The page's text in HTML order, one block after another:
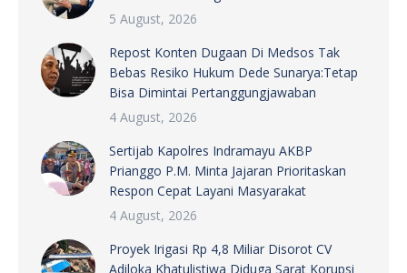
5 August, 2026
Repost Konten Dugaan Di Medsos Tak
Bebas Resiko Hukum Dede Sunarya:Tetap
Bisa Dimintai Pertanggungjawaban
4 August, 2026
Sertijab Kapolres Indramayu AKBP
Prianggo P.M. Minta Jajaran Prioritaskan
Respon Cepat Layani Masyarakat
4 August, 2026
Proyek Irigasi Rp 4,8 Miliar Disorot CV
Adiloka Khatulistiwa Diduga Sarat Korupsi